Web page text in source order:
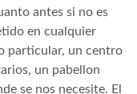
antes si no es
en cualquier
particular, un centro
un pabellon
se nos necesite. El